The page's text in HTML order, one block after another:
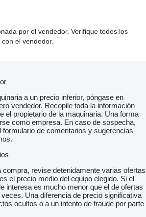
por el vendedor. Verifique todos los
el vendedor.
a un precio inferior, póngase en
vendedor. Recopile toda la información
el propietario de la maquinaria. Una forma
como empresa. En caso de sospecha,
formulario de comentarios y sugerencias
revise detenidamente varias ofertas
el precio medio del equipo elegido. Si el
interesa es mucho menor que el de ofertas
Una diferencia de precio significativa
ocultos o a un intento de fraude por parte